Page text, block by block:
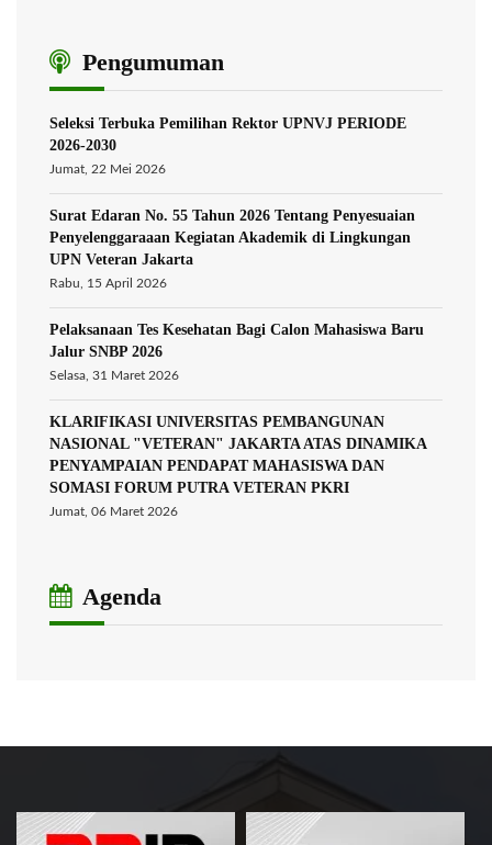
Pengumuman
Seleksi Terbuka Pemilihan Rektor UPNVJ PERIODE
2026-2030
Jumat, 22 Mei 2026
Surat Edaran No. 55 Tahun 2026 Tentang Penyesuaian
Penyelenggaraaan Kegiatan Akademik di Lingkungan
UPN Veteran Jakarta
Rabu, 15 April 2026
Pelaksanaan Tes Kesehatan Bagi Calon Mahasiswa Baru
Jalur SNBP 2026
Selasa, 31 Maret 2026
KLARIFIKASI UNIVERSITAS PEMBANGUNAN
NASIONAL "VETERAN" JAKARTA ATAS DINAMIKA
PENYAMPAIAN PENDAPAT MAHASISWA DAN
SOMASI FORUM PUTRA VETERAN PKRI
Jumat, 06 Maret 2026
Agenda